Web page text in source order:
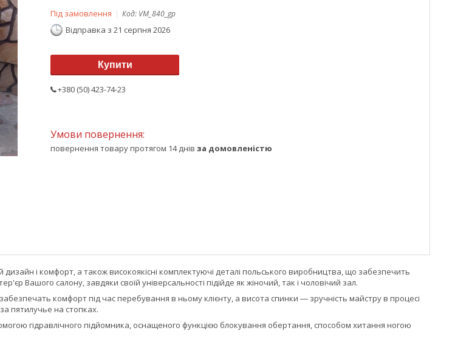
Під замовлення Код: VM_840_gp
Відправка з 21 серпня 2026
Купити
+380 (50) 423-74-23
повернення товару протягом 14 днів за домовленістю
дизайн і комфорт, а також високоякісні комплектуючі деталі польського виробництва, що забезпечить
Вашого салону, завдяки своїй універсальності підійде як жіночий, так і чоловічий зал.
забезпечать комфорт під час перебування в ньому клієнту, а висота спинки ― зручність майстру в процесі
пятилучье на стопках.
гідравлічного підйомника, оснащеного функцією блокування обертання, способом хитання ногою